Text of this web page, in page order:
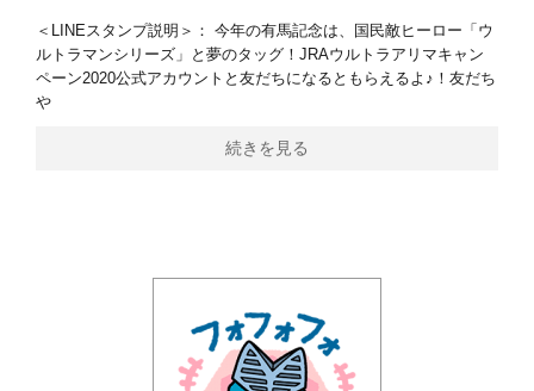
＜LINEスタンプ説明＞： 今年の有馬記念は、国民敵ヒーロー「ウ
ルトラマンシリーズ」と夢のタッグ！JRAウルトラアリマキャン
ペーン2020公式アカウントと友だちになるともらえるよ♪！友だち
や
続きを見る